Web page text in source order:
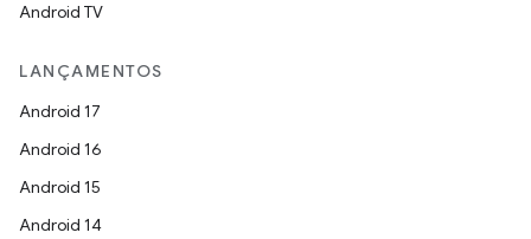
Android TV
LANÇAMENTOS
Android 17
Android 16
Android 15
Android 14